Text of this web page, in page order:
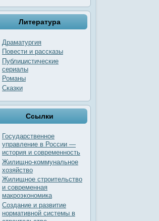
Литература
Драматургия
Повести и рассказы
Публицистические
сериалы
Романы
Сказки
Ссылки
Государственное
управление в России —
история и современность
Жилищно-коммунальное
хозяйство
Жилищное строительство
и современная
макроэкономика
Создание и развитие
нормативной системы в